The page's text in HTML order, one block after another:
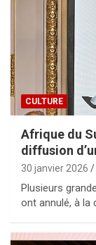
CULTURE
Afrique du
diffusion
30 janvier 2026
Plusieurs
ont annulé, à la